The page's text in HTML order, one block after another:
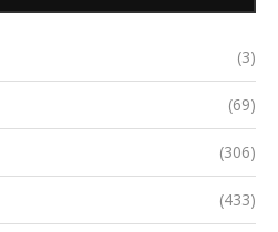
(3)
(69)
(306)
(433)